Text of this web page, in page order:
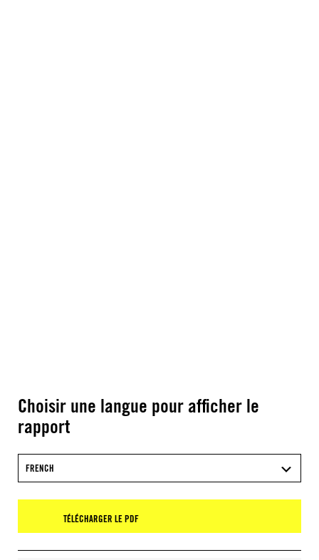
Choisir une langue pour afficher le
rapport
FRENCH
TÉLÉCHARGER LE PDF